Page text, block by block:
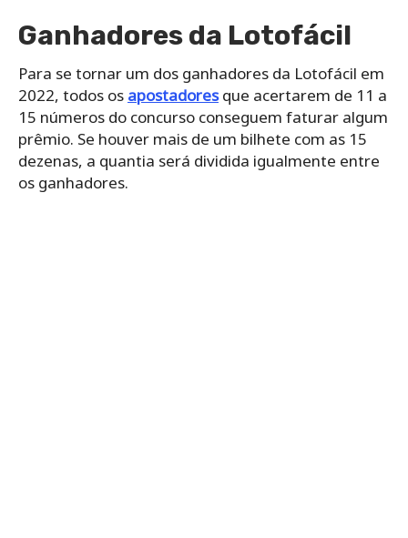
Ganhadores da Lotofácil
Para se tornar um dos ganhadores da Lotofácil em
2022, todos os apostadoresque acertarem de 11 a
15 números do concurso conseguem faturar algum
prêmio. Se houver mais de um bilhete com as 15
dezenas, a quantia será dividida igualmente entre
os ganhadores.